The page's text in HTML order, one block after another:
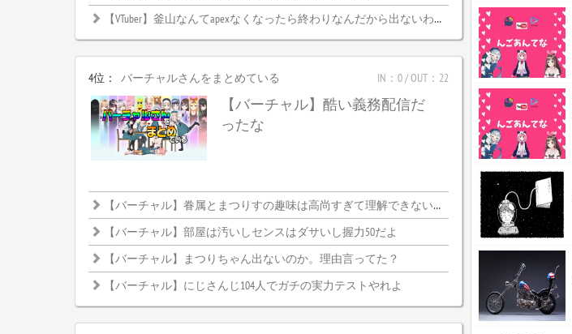
【VTuber】釜山なんてapexなくなったら終わりなんだから出ないわけがない
4位： バーチャルさんをまとめている IN：0 / OUT：22
【バーチャル】酷い義務配信だ
ったな
【バーチャル】眷属とまつりすの趣味は高尚すぎて理解できないわｗｗ
【バーチャル】部屋は汚いしセンスはダサいし握力50だよ
【バーチャル】まつりちゃん出ないのか。理由言ってた？
【バーチャル】にじさんじ104人でガチの実力テストやれよ